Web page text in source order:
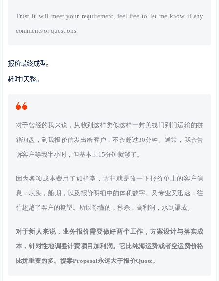
Trust it will meet your requirement, feel free to let me know if any
comments or questions.
报价最终成型。
耗时1天整。
对于曾经的我来说，从收到这样类似这样一封美线门到门运输的拼
箱询盘，到我报价信发出给客户，不会超过30分钟。通常，我会告
诉客户等我半小时，但基本上15分钟就够了。
因为各项成本费用了如指掌，无非就是改一下报价单上的客户信
息，表头，船期，以及报价明细中的体积数字。又专业又迅速，往
往超越了客户的期望。所以你懂的，秒杀，高利润，水到渠成。
对于新人来说，业务报价需要做好两个工作，方案设计与落实成
本，针对性地调整计费项目加利润。它比纯海运费或者空运费价格
比拼重要的多。提案Proposal永远大于报价Quote。